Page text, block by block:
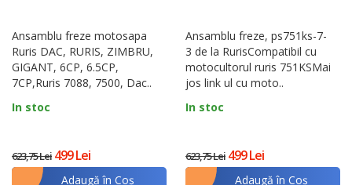
Ansamblu freze motosapa
Ruris DAC, RURIS, ZIMBRU,
GIGANT, 6CP, 6.5CP,
7CP,Ruris 7088, 7500, Dac..
In stoc
623,75 Lei 499 Lei
Adaugă în Coş
Ansamblu freze, ps751ks-7-
3 de la RurisCompatibil cu
motocultorul ruris 751KSMai
jos link ul cu moto..
In stoc
623,75 Lei 499 Lei
Adaugă în Coş